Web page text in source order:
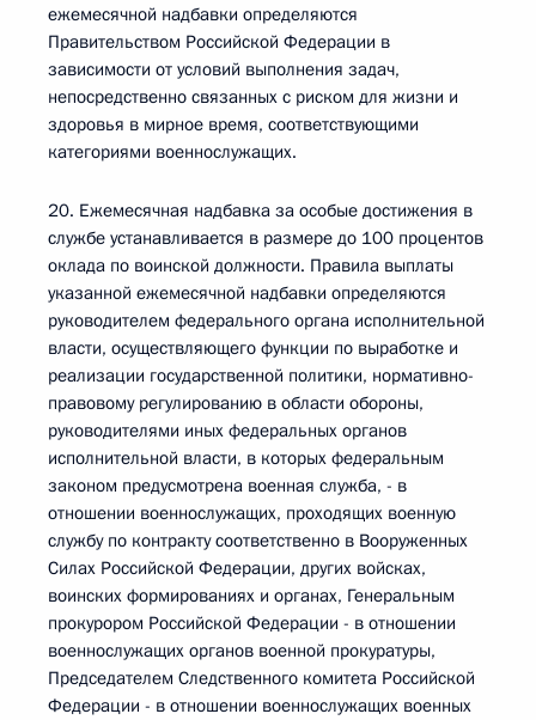
ежемесячной надбавки определяются
Правительством Российской Федерации в
зависимости от условий выполнения задач,
непосредственно связанных с риском для жизни и
здоровья в мирное время, соответствующими
категориями военнослужащих.
20. Ежемесячная надбавка за особые достижения в
службе устанавливается в размере до 100 процентов
оклада по воинской должности. Правила выплаты
указанной ежемесячной надбавки определяются
руководителем федерального органа исполнительной
власти, осуществляющего функции по выработке и
реализации государственной политики, нормативно-
правовому регулированию в области обороны,
руководителями иных федеральных органов
исполнительной власти, в которых федеральным
законом предусмотрена военная служба, - в
отношении военнослужащих, проходящих военную
службу по контракту соответственно в Вооруженных
Силах Российской Федерации, других войсках,
воинских формированиях и органах, Генеральным
прокурором Российской Федерации - в отношении
военнослужащих органов военной прокуратуры,
Председателем Следственного комитета Российской
Федерации - в отношении военнослужащих военных